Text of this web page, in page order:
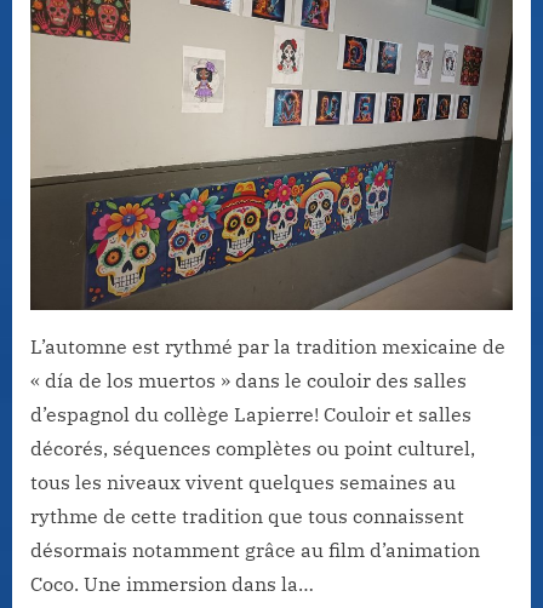
L’automne est rythmé par la tradition mexicaine de
« día de los muertos » dans le couloir des salles
d’espagnol du collège Lapierre! Couloir et salles
décorés, séquences complètes ou point culturel,
tous les niveaux vivent quelques semaines au
rythme de cette tradition que tous connaissent
désormais notamment grâce au film d’animation
Coco. Une immersion dans la…